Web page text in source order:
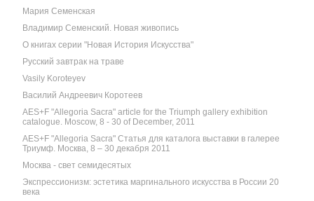
Мария Семенская
Владимир Семенский. Новая живопись
О книгах серии "Новая История Искусства"
Русский завтрак на траве
Vasily Koroteyev
Василий Андреевич Коротеев
AES+F "Allegoria Sacra" article for the Triumph gallery exhibition
catalogue. Moscow, 8 - 30 of December, 2011
AES+F "Allegoria Sacra" Статья для каталога выставки в галерее
Триумф. Москва, 8 – 30 декабря 2011
Москва - свет семидесятых
Экспрессионизм: эстетика маргинального искусства в России 20
века